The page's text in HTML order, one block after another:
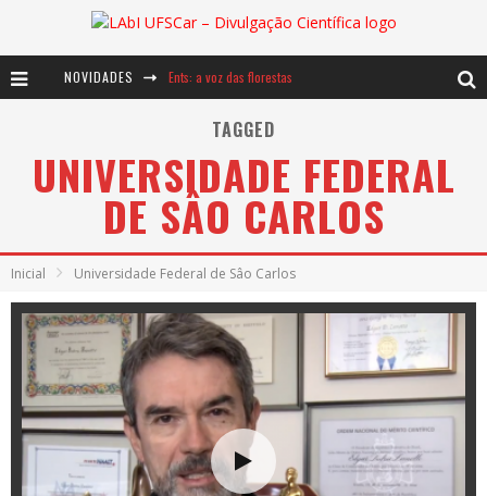
NOVIDADES Ents: a voz das florestas
Notáveis: Bertha Lutz
Baú de Histórias - A jamais imaginada aventura com os moinhos de vento
TAGGED
UNIVERSIDADE FEDERAL
DE SÂO CARLOS
Inicial Universidade Federal de Sâo Carlos